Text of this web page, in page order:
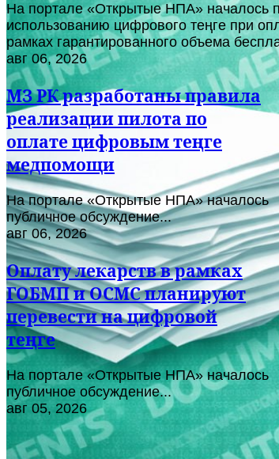
На портале «Открытые НПА» началось
использованию цифрового теңге при
рамках гарантированного объема
авг 06, 2026
МЗ РК разработаны правила
реализации пилота по
оплате цифровым теңге
медпомощи
На портале «Открытые НПА» началось
публичное обсуждение...
авг 06, 2026
Оплату лекарств в рамках
ГОБМП и ОСМС планируют
перевести на цифровой
теңге
На портале «Открытые НПА» началось
публичное обсуждение...
авг 05, 2026